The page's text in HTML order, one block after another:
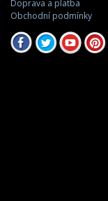
Doprava a platba
Obchodní podmínky